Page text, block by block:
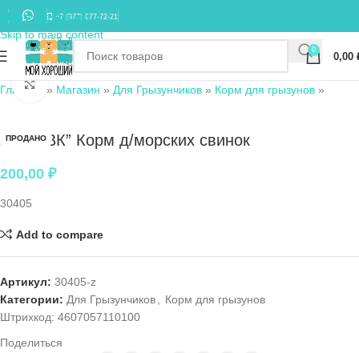
Skip to navigation
Skip to main content
+7 (977) 677-72-21
0
0,00
Главная » Магазин » Для Грызунчиков » Корм для грызунов »
ПРОДАНО
Нажмите, чтобы увеличить
Вака “ВК” Корм д/морских свинок
200,00 ₽
30405
Add to compare
Артикул: 30405-z
Категории: Для Грызунчиков
Корм для грызунов
Штрихкод: 4607057110100
Поделиться